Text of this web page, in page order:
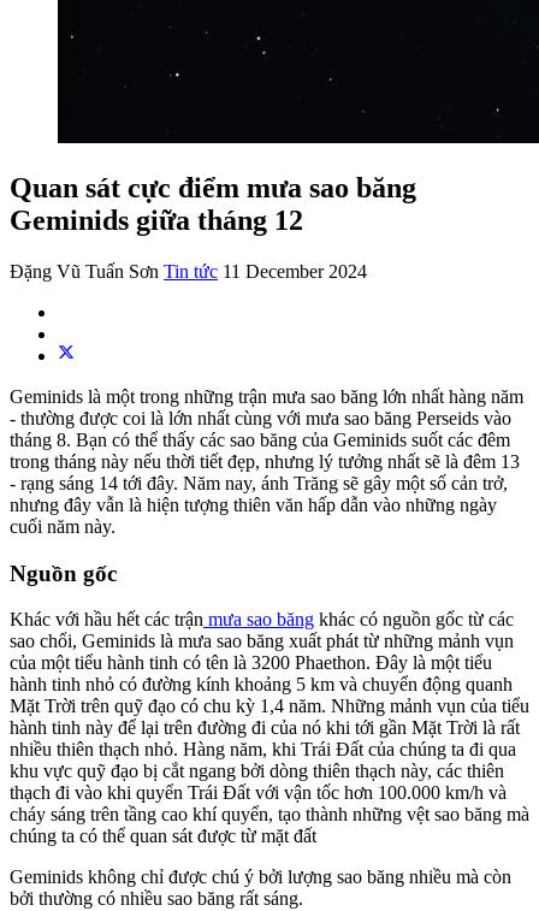
Quan sát cực điểm mưa sao băng
Geminids giữa tháng 12
Đặng Vũ Tuấn Sơn Tin tức 11 December 2024
Geminids là một trong những trận mưa sao băng lớn nhất hàng năm
- thường được coi là lớn nhất cùng với mưa sao băng Perseids vào
tháng 8. Bạn có thể thấy các sao băng của Geminids suốt các đêm
trong tháng này nếu thời tiết đẹp, nhưng lý tưởng nhất sẽ là đêm 13
- rạng sáng 14 tới đây. Năm nay, ánh Trăng sẽ gây một số cản trở,
nhưng đây vẫn là hiện tượng thiên văn hấp dẫn vào những ngày
cuối năm này.
Nguồn gốc
Khác với hầu hết các trận mưa sao băng khác có nguồn gốc từ các
sao chổi, Geminids là mưa sao băng xuất phát từ những mảnh vụn
của một tiểu hành tinh có tên là 3200 Phaethon. Đây là một tiểu
hành tinh nhỏ có đường kính khoảng 5 km và chuyển động quanh
Mặt Trời trên quỹ đạo có chu kỳ 1,4 năm. Những mảnh vụn của tiểu
hành tinh này để lại trên đường đi của nó khi tới gần Mặt Trời là rất
nhiều thiên thạch nhỏ. Hàng năm, khi Trái Đất của chúng ta đi qua
khu vực quỹ đạo bị cắt ngang bởi dòng thiên thạch này, các thiên
thạch đi vào khi quyển Trái Đất với vận tốc hơn 100.000 km/h và
cháy sáng trên tầng cao khí quyển, tạo thành những vệt sao băng mà
chúng ta có thể quan sát được từ mặt đất
Geminids không chỉ được chú ý bởi lượng sao băng nhiều mà còn
bởi thường có nhiều sao băng rất sáng.